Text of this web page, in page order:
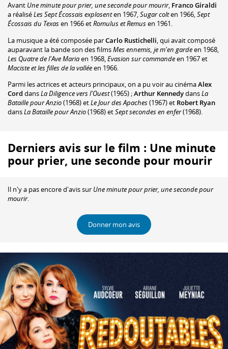
Avant Une minute pour prier, une seconde pour mourir, Franco Giraldi
a réaliséLes Sept Écossais explosenten 1967,Sugar colten 1966,Sept
Écossais du Texasen 1966 etRomulus et Remusen 1961.
La musique a été composée parCarlo Rustichelli , qui avait composé
auparavant la bande son des filmsMes ennemis, je m'en gardeen 1968,
Les Quatre de l'Ave Mariaen 1968, Evasion sur commandeen 1967 et
Maciste et les filles de la valléeen 1966.
Parmi les actrices et acteurs principaux, on a pu voir au cinémaAlex
Cord dansLa Diligence vers l'Ouest(1965) ;Arthur KennedydansLa
Bataille pour Anzio(1968) etLe Jour des Apaches(1967) et Robert Ryan
dansLa Bataille pour Anzio(1968) etSept secondes en enfer(1968).
Derniers avis sur le film : Une minute
pour prier, une seconde pour mourir
Il n'y a pas encore d'avis sur Une minute pour prier, une seconde pour
mourir.
Donner mon avis